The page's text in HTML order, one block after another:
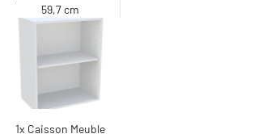
59,7 cm
1x Caisson Meuble